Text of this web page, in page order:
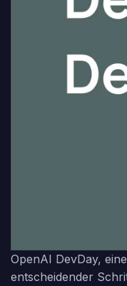
OpenAI DevDay,
entscheidender